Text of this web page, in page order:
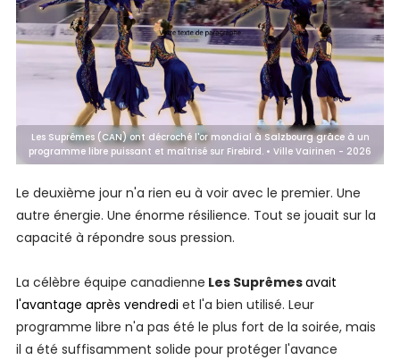
Les Suprêmes (CAN) ont décroché l'or mondial à Salzbourg grâce à un
programme libre puissant et maîtrisé sur Firebird. • Ville Vairinen - 2026
Le deuxième jour n'a rien eu à voir avec le premier. Une
autre énergie. Une énorme résilience. Tout se jouait sur la
capacité à répondre sous pression.
La célèbre équipe canadienne Les Suprêmesavait
l'avantage après vendredi et l'a bien utilisé. Leur
programme libre n'a pas été le plus fort de la soirée, mais
il a été suffisamment solide pour protéger l'avance